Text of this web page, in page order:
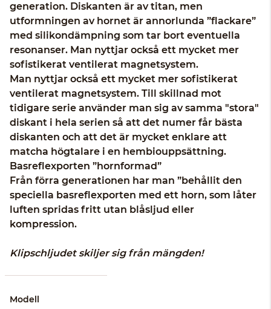
generation. Diskanten är av titan, men
utformningen av hornet är annorlunda ”flackare”
med silikondämpning som tar bort eventuella
resonanser. Man nyttjar också ett mycket mer
sofistikerat ventilerat magnetsystem.
Man nyttjar också ett mycket mer sofistikerat
ventilerat magnetsystem. Till skillnad mot
tidigare serie använder man sig av samma "stora"
diskant i hela serien så att det numer får bästa
diskanten och att det är mycket enklare att
matcha högtalare i en hembiouppsättning.
Basreflexporten ”hornformad”
Från förra generationen har man ”behållit den
speciella basreflexporten med ett horn, som låter
luften spridas fritt utan blåsljud eller
kompression.
Klipschljudet skiljer sig från mängden!
Modell